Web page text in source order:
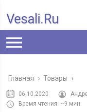
Vesali.ru
Главная › Товары ›
06.10.2020
Время чтения: ~9 мин.